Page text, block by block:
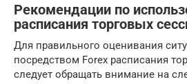
Рекомендации по
расписания торговых
Для правильного оценивания
посредством Forex расписания
следует обращать внимание на